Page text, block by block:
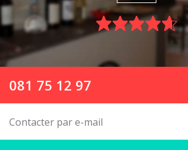
081 75 12 97
Contacter par e-mail